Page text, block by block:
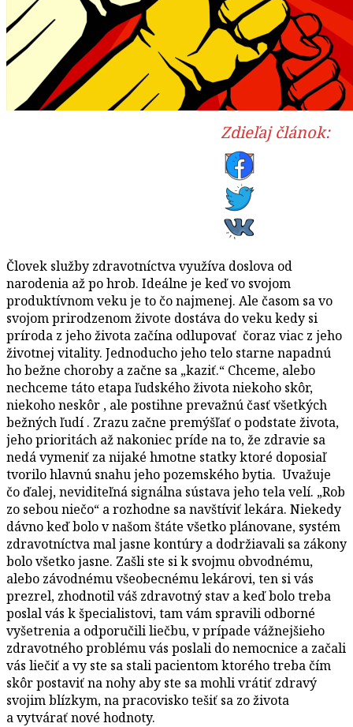
Zdieľaj článok:
Človek služby zdravotníctva využíva doslova od
narodenia až po hrob. Ideálne je keď vo svojom
produktívnom veku je to čo najmenej. Ale časom sa vo
svojom prirodzenom živote dostáva do veku kedy si
príroda z jeho života začína odlupovať čoraz viac z jeho
životnej vitality. Jednoducho jeho telo starne napadnú
ho bežne choroby a začne sa „kaziť.“ Chceme, alebo
nechceme táto etapa ľudského života niekoho skôr,
niekoho neskôr , ale postihne prevažnú časť všetkých
bežných ľudí . Zrazu začne premýšľať o podstate života,
jeho prioritách až nakoniec príde na to, že zdravie sa
nedá vymeniť za nijaké hmotne statky ktoré doposiaľ
tvorilo hlavnú snahu jeho pozemského bytia. Uvažuje
čo ďalej, neviditeľná signálna sústava jeho tela velí. „Rob
zo sebou niečo“ a rozhodne sa navštíviť lekára. Niekedy
dávno keď bolo v našom štáte všetko plánovane, systém
zdravotníctva mal jasne kontúry a dodržiavali sa zákony
bolo všetko jasne. Zašli ste si k svojmu obvodnému,
alebo závodnému všeobecnému lekárovi, ten si vás
prezrel, zhodnotil váš zdravotný stav a keď bolo treba
poslal vás k špecialistovi, tam vám spravili odborné
vyšetrenia a odporučili liečbu, v prípade vážnejšieho
zdravotného problému vás poslali do nemocnice a začali
vás liečiť a vy ste sa stali pacientom ktorého treba čím
skôr postaviť na nohy aby ste sa mohli vrátiť zdravý
svojim blízkym, na pracovisko tešiť sa zo života
a vytvárať nové hodnoty.